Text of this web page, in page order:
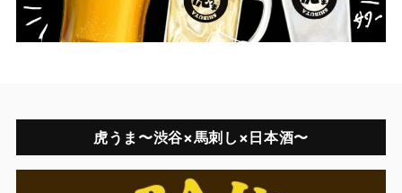
虎うま〜渋谷×馬刺し×日本酒〜